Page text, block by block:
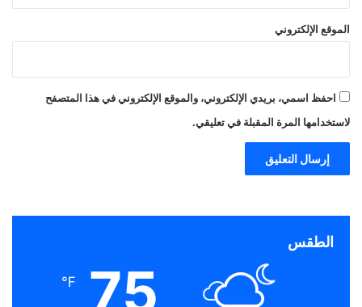
الموقع الإلكتروني
احفظ اسمي، بريدي الإلكتروني، والموقع الإلكتروني في هذا المتصفح
لاستخدامها المرة المقبلة في تعليقي.
الطقس
75
℉